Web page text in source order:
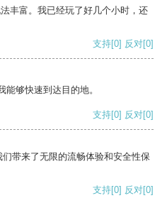
丰富。我已经玩了好几个小时，还
支持[0] 反对[0]
够快速到达目的地。
支持[0] 反对[0]
带来了无限的流畅体验和安全性保
支持[0] 反对[0]